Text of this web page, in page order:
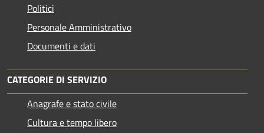
Politici
Personale Amministrativo
Documenti e dati
CATEGORIE DI SERVIZIO
Anagrafe e stato civile
Cultura e tempo libero